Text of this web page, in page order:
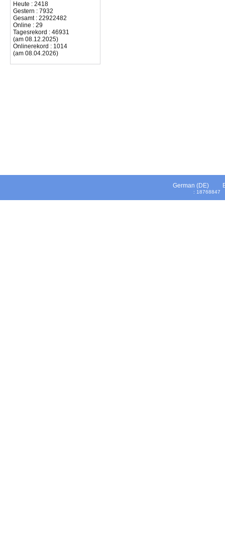
Heute : 2418
Gestern : 7932
Gesamt : 22922482
Online : 29
Tagesrekord : 46931
(am 08.12.2025)
Onlinerekord : 1014
(am 08.04.2026)
German (DE)
: